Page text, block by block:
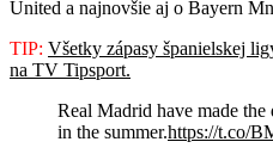
United a najnovšie aj o Bayern
TIP: Všetky zápasy španielskej
na TV Tipsport.
Real Madrid have made
in the summer.https://t.co/